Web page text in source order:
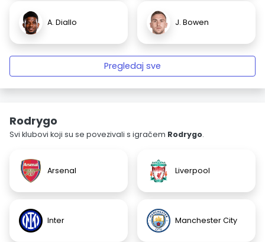
A. Diallo J. Bowen
Pregledaj sve
Rodrygo
Svi klubovi koji su se povezivali s igračem Rodrygo.
Arsenal Liverpool
Inter Manchester City